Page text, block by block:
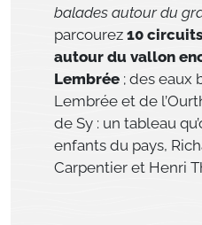
balades autour du
parcourez 10
autour du vallon
Lembrée ; des eaux
Lembrée et de
de Sy : un tableau
enfants du pays,
Carpentier et Henri